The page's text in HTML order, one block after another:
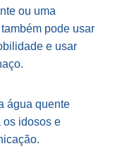
ou uma
pode usar
e usar
água quente
os idosos e